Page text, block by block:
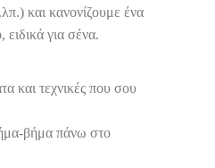
και κανονίζουμε ένα
για σένα.
και τεχνικές που σου
βήμα πάνω στο